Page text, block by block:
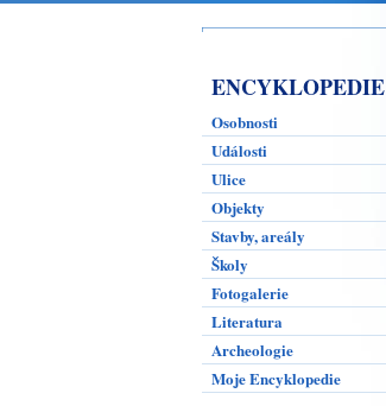
ENCYKLOPEDIE
Osobnosti
Události
Ulice
Objekty
Stavby, areály
Školy
Fotogalerie
Literatura
Archeologie
Moje Encyklopedie